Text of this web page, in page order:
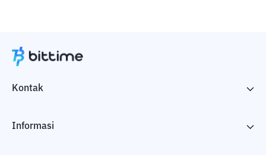
Kontak
Informasi